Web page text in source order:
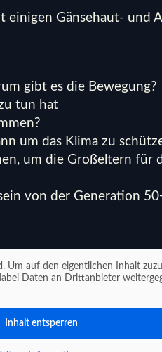
einigen Gänsehaut- und
gibt es die Bewegung?
tun hat
um das Klima zu
um die Großeltern für
von der Generation
. Um auf den eigentlichen Inhalt
Daten an Drittanbieter
Inhalt entsperren